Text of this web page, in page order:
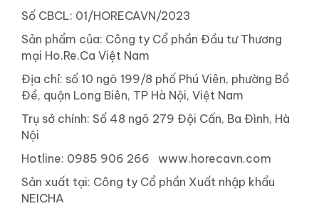
Số CBCL: 01/HORECAVN/2023
Sản phẩm của: Công ty Cổ phần Đầu tư Thương
mại Ho.Re.Ca Việt Nam
Địa chỉ: số 10 ngõ 199/8 phố Phú Viên, phường Bồ
Đề, quận Long Biên, TP Hà Nội, Việt Nam
Trụ sở chính: Số 48 ngõ 279 Đội Cấn, Ba Đình, Hà
Nội
Hotline: 0985 906 266 www.horecavn.com
Sản xuất tại: Công ty Cổ phần Xuất nhập khẩu
NEICHA